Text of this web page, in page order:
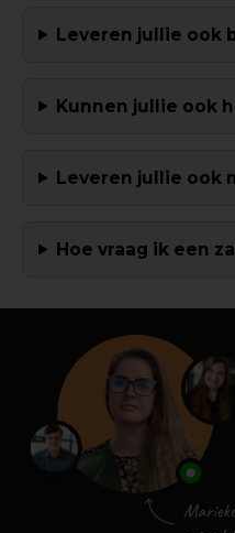
Leveren jullie ook
Kunnen jullie ook
Leveren jullie ook
Hoe vraag ik een